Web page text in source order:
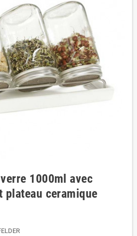
1000ml avec
ceramique